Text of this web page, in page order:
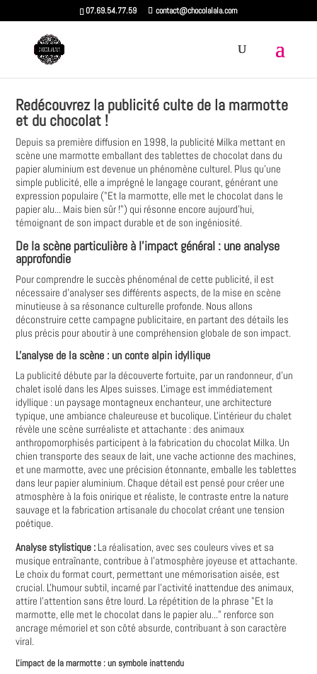
07.69.54.77.59 contact@chocolalala.com
Redécouvrez la publicité culte de la marmotte
et du chocolat !
Depuis sa première diffusion en 1998, la publicité Milka mettant en
scène une marmotte emballant des tablettes de chocolat dans du
papier aluminium est devenue un phénomène culturel. Plus qu'une
simple publicité, elle a imprégné le langage courant, générant une
expression populaire ("Et la marmotte, elle met le chocolat dans le
papier alu... Mais bien sûr !") qui résonne encore aujourd'hui,
témoignant de son impact durable et de son ingéniosité.
De la scène particulière à l'impact général : une analyse
approfondie
Pour comprendre le succès phénoménal de cette publicité, il est
nécessaire d'analyser ses différents aspects, de la mise en scène
minutieuse à sa résonance culturelle profonde. Nous allons
déconstruire cette campagne publicitaire, en partant des détails les
plus précis pour aboutir à une compréhension globale de son impact.
L'analyse de la scène : un conte alpin idyllique
La publicité débute par la découverte fortuite, par un randonneur, d'un
chalet isolé dans les Alpes suisses. L'image est immédiatement
idyllique : un paysage montagneux enchanteur, une architecture
typique, une ambiance chaleureuse et bucolique. L'intérieur du chalet
révèle une scène surréaliste et attachante : des animaux
anthropomorphisés participent à la fabrication du chocolat Milka. Un
chien transporte des seaux de lait, une vache actionne des machines,
et une marmotte, avec une précision étonnante, emballe les tablettes
dans leur papier aluminium. Chaque détail est pensé pour créer une
atmosphère à la fois onirique et réaliste, le contraste entre la nature
sauvage et la fabrication artisanale du chocolat créant une tension
poétique.
Analyse stylistique : La réalisation, avec ses couleurs vives et sa
musique entraînante, contribue à l'atmosphère joyeuse et attachante.
Le choix du format court, permettant une mémorisation aisée, est
crucial. L'humour subtil, incarné par l'activité inattendue des animaux,
attire l'attention sans être lourd. La répétition de la phrase "Et la
marmotte, elle met le chocolat dans le papier alu..." renforce son
ancrage mémoriel et son côté absurde, contribuant à son caractère
viral.
L'impact de la marmotte : un symbole inattendu